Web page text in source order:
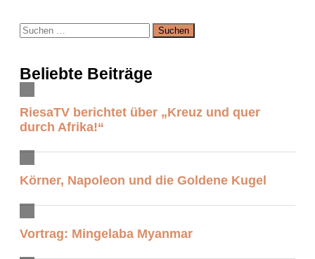
Suchen
nach:
Beliebte Beiträge
RiesaTV berichtet über „Kreuz und quer
durch Afrika!“
Körner, Napoleon und die Goldene Kugel
Vortrag: Mingelaba Myanmar